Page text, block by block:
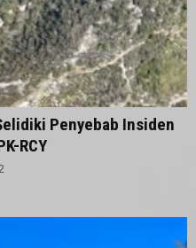
Penyebab Insiden
RCY